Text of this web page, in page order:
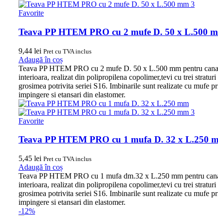
Favorite
Teava PP HTEM PRO cu 2 mufe D. 50 x L.500
9,44 lei Pret cu TVA inclus
Adaugă în coș
Teava PP HTEM PRO cu 2 mufe D. 50 x L.500 mm pentru
interioara, realizat din polipropilena copolimer,tevi cu trei straturi
grosimea potrivita seriei S16. Imbinarile sunt realizate cu mufe
impingere si etansari din elastomer.
Favorite
Teava PP HTEM PRO cu 1 mufa D. 32 x L.250
5,45 lei Pret cu TVA inclus
Adaugă în coș
Teava PP HTEM PRO cu 1 mufa dm.32 x L.250 mm pentru
interioara, realizat din polipropilena copolimer,tevi cu trei straturi
grosimea potrivita seriei S16. Imbinarile sunt realizate cu mufe
impingere si etansari din elastomer.
-12%